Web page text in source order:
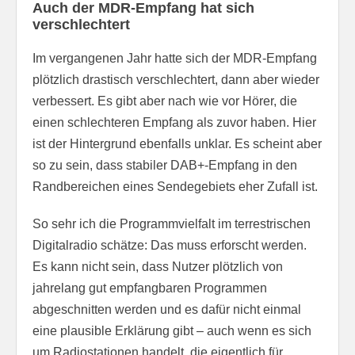
Auch der MDR-Empfang hat sich
verschlechtert
Im vergangenen Jahr hatte sich der MDR-Empfang
plötzlich drastisch verschlechtert, dann aber wieder
verbessert. Es gibt aber nach wie vor Hörer, die
einen schlechteren Empfang als zuvor haben. Hier
ist der Hintergrund ebenfalls unklar. Es scheint aber
so zu sein, dass stabiler DAB+-Empfang in den
Randbereichen eines Sendegebiets eher Zufall ist.
So sehr ich die Programmvielfalt im terrestrischen
Digitalradio schätze: Das muss erforscht werden.
Es kann nicht sein, dass Nutzer plötzlich von
jahrelang gut empfangbaren Programmen
abgeschnitten werden und es dafür nicht einmal
eine plausible Erklärung gibt – auch wenn es sich
um Radiostationen handelt, die eigentlich für